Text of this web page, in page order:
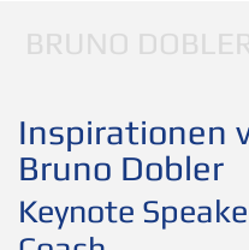
BRUNO
Inspirationen
Bruno Dobler
Keynote